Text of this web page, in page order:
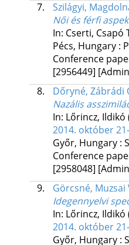
7.
Szilágyi,
Női és férfi
In: Cserti, Csapó
Pécs, Hungary :
Conference
[2956449]
8.
Dőryné, Zábrádi
Nazális
In: Lőrincz, Ildikó
2014. október
Győr, Hungary :
Conference
[2958048]
9.
Görcsné,
Idegennyelvi
In: Lőrincz, Ildikó
2014. október
Győr, Hungary :